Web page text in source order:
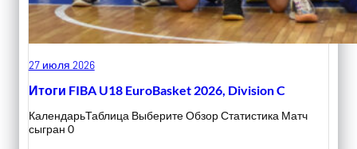
27 июля 2026
Итоги FIBA U18 EuroBasket 2026, Division C
КалендарьТаблица Выберите Обзор Статистика Матч
сыгран 0